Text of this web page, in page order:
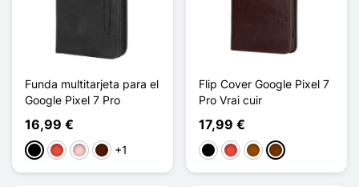
Funda multitarjeta para el
Google Pixel 7 Pro
16,99 €
NegroRojoRosaMarrón oscuro
+1
Flip Cover Google Pixel 7
Pro Vrai cuir
17,99 €
NegroRojoMarrón
Café